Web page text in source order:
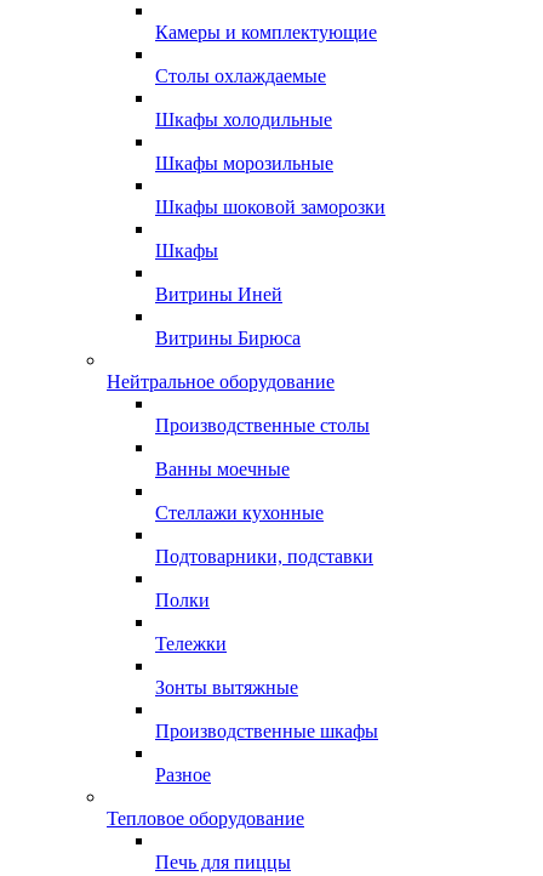
Камеры и комплектующие
Столы охлаждаемые
Шкафы холодильные
Шкафы морозильные
Шкафы шоковой заморозки
Шкафы
Витрины Иней
Витрины Бирюса
Нейтральное оборудование
Производственные столы
Ванны моечные
Стеллажи кухонные
Подтоварники, подставки
Полки
Тележки
Зонты вытяжные
Производственные шкафы
Разное
Тепловое оборудование
Печь для пиццы